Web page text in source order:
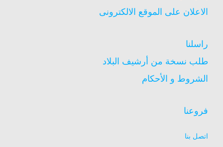
الاعلان على الموقع الالكترونى
راسلنا
طلب نسخة من أرشيف البلاد
الشروط و الأحكام
فروعنا
اتصل بنا